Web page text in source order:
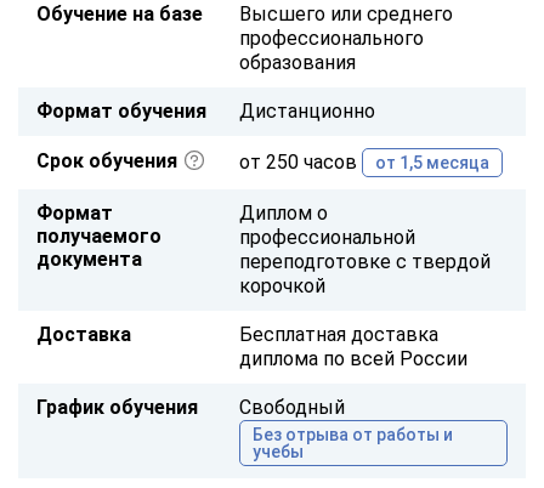
Обучение на базе
Высшего или среднего
профессионального
образования
Формат обучения Дистанционно
Срок обучения от 250 часов от 1,5 месяца
Формат
получаемого
документа
Диплом о
профессиональной
переподготовке с твердой
корочкой
Доставка
Бесплатная доставка
диплома по всей России
График обучения Свободный
Без отрыва от работы и
учебы